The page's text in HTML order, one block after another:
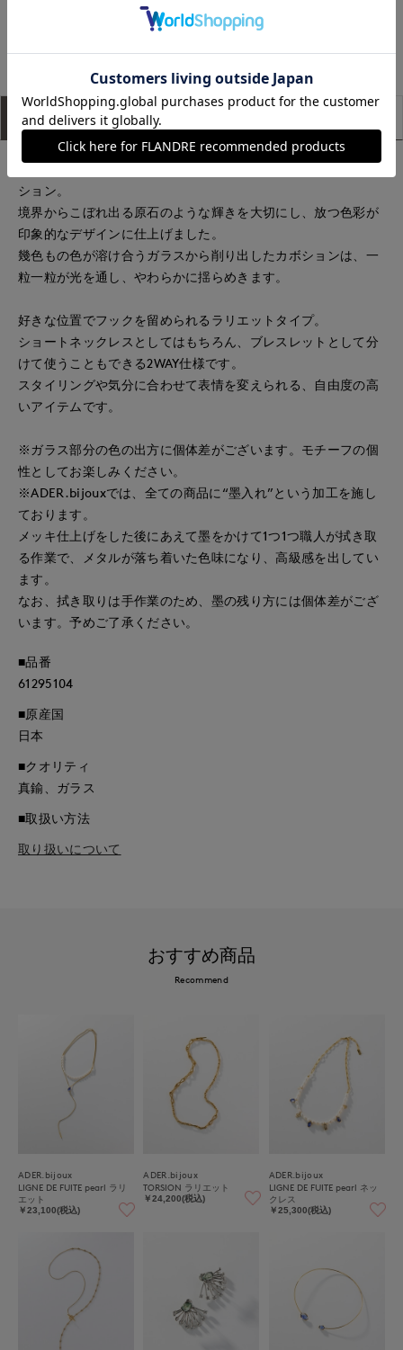
アイテム説明
ション。
境界からこぼれ出る原石のような輝きを大切にし、放つ色彩が
印象的なデザインに仕上げました。
幾色もの色が溶け合うガラスから削り出したカボションは、一
粒一粒が光を通し、やわらかに揺らめきます。
好きな位置でフックを留められるラリエットタイプ。
ショートネックレスとしてはもちろん、ブレスレットとして分
けて使うこともできる2WAY仕様です。
スタイリングや気分に合わせて表情を変えられる、自由度の高
いアイテムです。
※ガラス部分の色の出方に個体差がございます。モチーフの個
性としてお楽しみください。
※ADER.bijouxでは、全ての商品に“墨入れ”という加工を施し
ております。
メッキ仕上げをした後にあえて墨をかけて1つ1つ職人が拭き取
る作業で、メタルが落ち着いた色味になり、高級感を出してい
ます。
なお、拭き取りは手作業のため、墨の残り方には個体差がござ
います。予めご了承ください。
■品番
61295104
■原産国
日本
■クオリティ
真鍮、ガラス
■取扱い方法
取り扱いについて
おすすめ商品
Recommend
ADER.bijoux
LIGNE DE FUITE pearl ラリ
エット
￥23,100(税込)
ADER.bijoux
TORSION ラリエット
￥24,200(税込)
ADER.bijoux
LIGNE DE FUITE pearl ネッ
クレス
￥25,300(税込)